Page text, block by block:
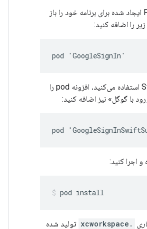
فایل Podfile ایجاد شده برای برنامه خود را باز
را اضافه کنید:
pod 'GoogleSignIn'
اگر از SwiftUI استفاده می‌کنید، افزونه pod را
با گوگل» نیز اضافه کنید:
pod
و اجرا کنید:
pod install
.xcworkspace
تولید شده